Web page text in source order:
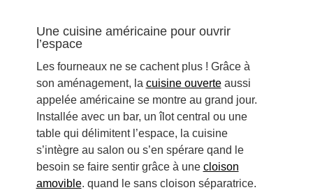
Une cuisine américaine pour ouvrir
l’espace
Les fourneaux ne se cachent plus ! Grâce à
son aménagement, la cuisine ouverteaussi
appelée américaine se montre au grand jour.
Installée avec un bar, un îlot central ou une
table qui délimitent l’espace, la cuisine
s’intègre au salon ou s’en spérare qand le
besoin se faire sentir grâce à une cloison
amovible. quand le sans cloison séparatrice.